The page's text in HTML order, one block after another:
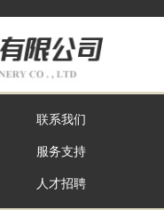
联系我们
服务支持
人才招聘